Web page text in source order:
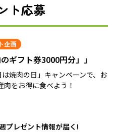
ト応募
企画
のギフト券3000円分」」
は焼肉の日」キャンペーンで、お
肉をお得に食べよう！
プレゼント情報が届く!